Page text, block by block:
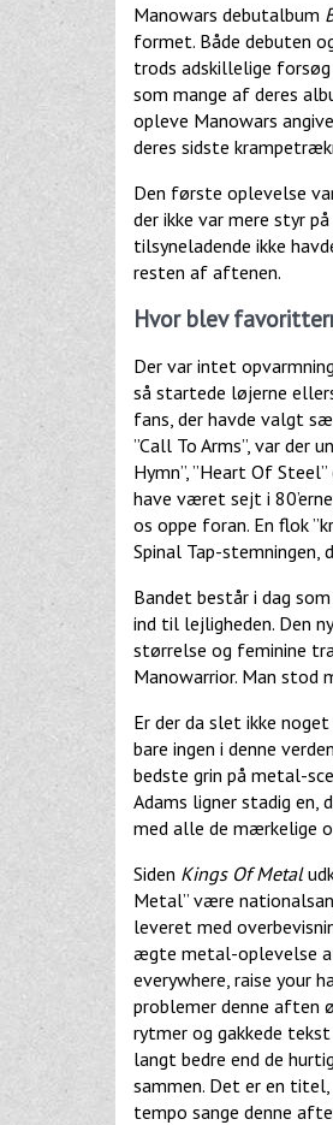
Manowars debutalbum
formet. Både debuten
trods adskillelige forsøg
som mange af deres
opleve Manowars
deres sidste
Den første oplevelse
der ikke var mere styr
tilsyneladende ikke
resten af aftenen.
Hvor blev
Der var intet
så startede løjerne
fans, der havde valgt
”Call To Arms”, var der
Hymn”, ”Heart Of
have været sejt i
os oppe foran. En flok
Spinal Tap-
Bandet består i dag
ind til lejligheden. Den
størrelse og feminine
Manowarrior. Man stod
Er der da slet ikke
bare ingen i denne
bedste grin på metal-
Adams ligner stadig en,
med alle de mærkelige
Siden Kings Of Metal
Metal” være
leveret med
ægte metal-oplevelse
everywhere, raise your
problemer denne aften
rytmer og gakkede
langt bedre end de
sammen. Det er en
tempo sange denne